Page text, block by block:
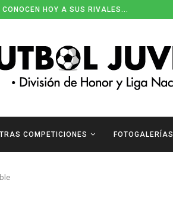
HOY A SUS RIVALES...
COMPETICIONES FOTOGALERÍAS